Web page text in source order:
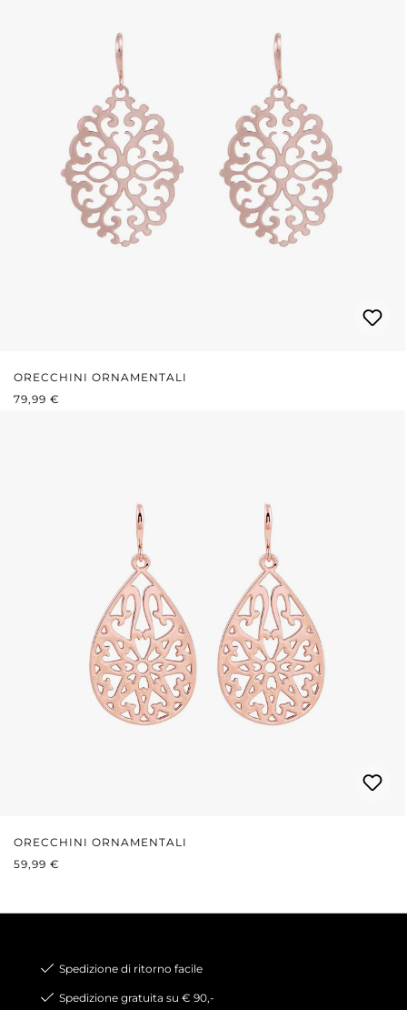
ORECCHINI ORNAMENTALI
PREZZO NORMALE:
79,99 €
ORECCHINI ORNAMENTALI
PREZZO NORMALE:
59,99 €
Spedizione di ritorno facile
Spedizione gratuita su € 90,-